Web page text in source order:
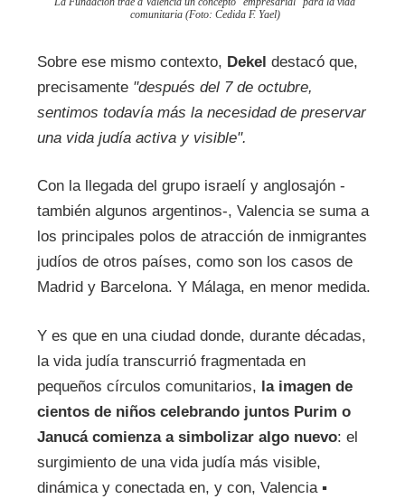
comunitaria (Foto: Cedida F. Yael)
Sobre ese mismo contexto, Dekel destacó que,
precisamente "después del 7 de octubre,
sentimos todavía más la necesidad de preservar
una vida judía activa y visible".
Con la llegada del grupo israelí y anglosajón -
también algunos argentinos-, Valencia se suma a
los principales polos de atracción de inmigrantes
judíos de otros países, como son los casos de
Madrid y Barcelona. Y Málaga, en menor medida.
Y es que en una ciudad donde, durante décadas,
la vida judía transcurrió fragmentada en
pequeños círculos comunitarios, la imagen de
cientos de niños celebrando juntos Purim o
Janucá comienza a simbolizar algo nuevo: el
surgimiento de una vida judía más visible,
dinámica y conectada en, y con, Valencia ▪